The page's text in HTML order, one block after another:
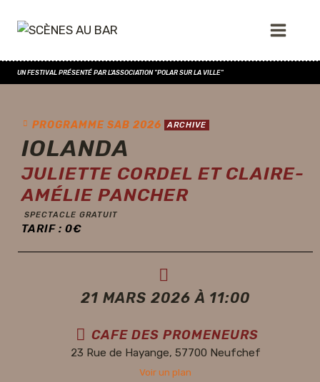
UN FESTIVAL PRÉSENTÉ PAR L'ASSOCIATION "POLAR SUR LA VILLE"
PROGRAMME SAB 2026 ARCHIVE
IOLANDA
JULIETTE CORDEL ET CLAIRE-
AMÉLIE PANCHER
SPECTACLE GRATUIT
TARIF : 0€
21 MARS 2026 À 11:00
CAFE DES PROMENEURS
23 Rue de Hayange, 57700 Neufchef
Voir un plan